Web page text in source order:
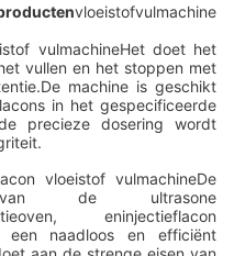
vloeistofvulmachine
vulmachineHet doet het
vullen en het stoppen met
machine is geschikt
in het gespecificeerde
precieze dosering wordt
vloeistof vulmachineDe
de ultrasone
eninjectieflacon
een naadloos en efficiënt